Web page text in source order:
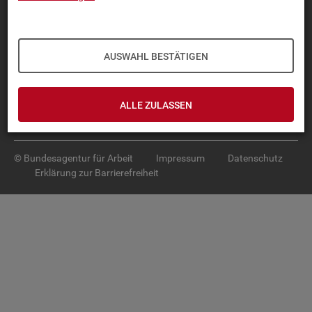
AUSWAHL BESTÄTIGEN
ALLE ZULASSEN
TOP-PRO­DUK­TE
SER­VICE
© Bundesagentur für Arbeit Impressum
Datenschutz
Erklärung zur Barrierefreiheit